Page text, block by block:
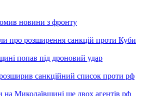
новини з фронту
про розширення санкцій проти Куби
попав під дроновий удар
санкційний список проти рф
на Миколаївщині ще двох агентів рф